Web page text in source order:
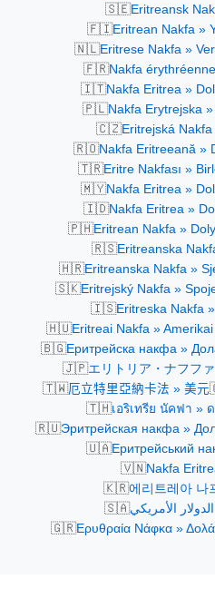
🇸🇪Eritreansk
🇫🇮Eritrean Nakfa »
🇳🇱Eritrese Nakfa »
🇫🇷Nakfa
🇮🇹Nakfa Eritrea »
🇵🇱Nakfa Erytrejska
🇨🇿Eritrejská
🇷🇴Nakfa Eritreeană »
🇹🇷Eritre Nakfası »
🇲🇾Nakfa Eritrea »
🇮🇩Nakfa Eritrea »
🇵🇭Eritrean Nakfa »
🇷🇸Eritreanska
🇭🇷Eritreanska Nakfa »
🇸🇰Eritrejský Nakfa »
🇮🇸Eritreska Nakfa
🇭🇺Eritreai Nakfa »
🇧🇬Еритрейска накфа »
🇯🇵エリトリア・ナフフ
🇹🇼厄立特里亞納卡法 » 美元
🇹🇭เอริเทรีย นัคฟา »
🇷🇺Эритрейская накфа »
🇺🇦Еритрейський
🇻🇳Nakfa
🇰🇷에리트레아 나
🇸🇦الدولار الأمريكي
🇬🇷Ερυθραία Νάφκα »